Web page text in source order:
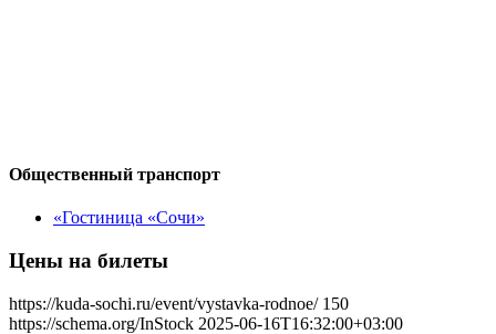
Общественный транспорт
«Гостиница «Сочи»
Цены на билеты
https://kuda-sochi.ru/event/vystavka-rodnoe/ 150
https://schema.org/InStock 2025-06-16T16:32:00+03:00